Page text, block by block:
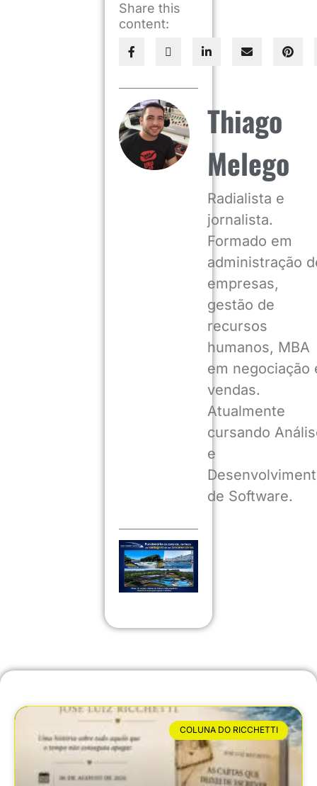
Share this
content:
Thiago
Melego
Radialista e
jornalista.
Formado em
administração
empresas,
gestão de
recursos
humanos, MBA
em negociação
vendas.
Atualmente
cursando
e
de Software.
COLUNA DO RICCHETTI